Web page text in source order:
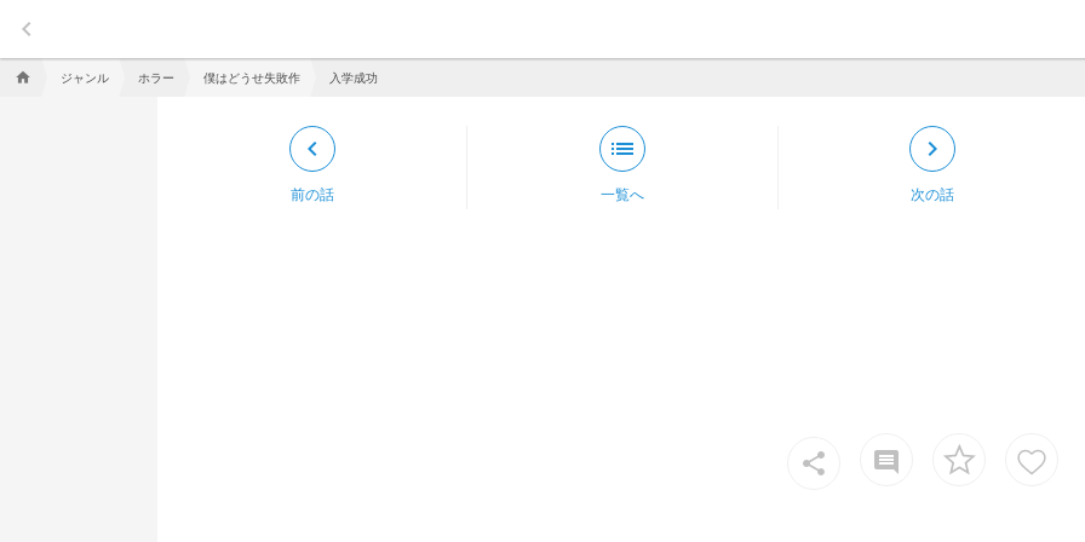
keyboard_arrow_left
home ジャンル ホラー 僕はどうせ失敗作 入学成功
keyboard_arrow_left
前の話
list
一覧へ
keyboard_arrow_right
次の話
share insert_comment